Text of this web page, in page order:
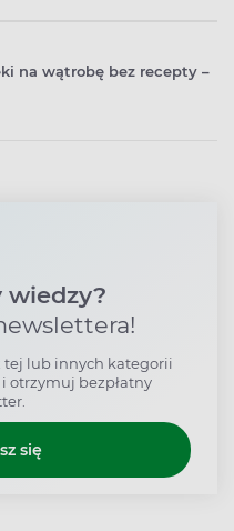
na wątrobę bez recepty –
wiedzy?
tej lub innych kategorii
otrzymuj bezpłatny
się